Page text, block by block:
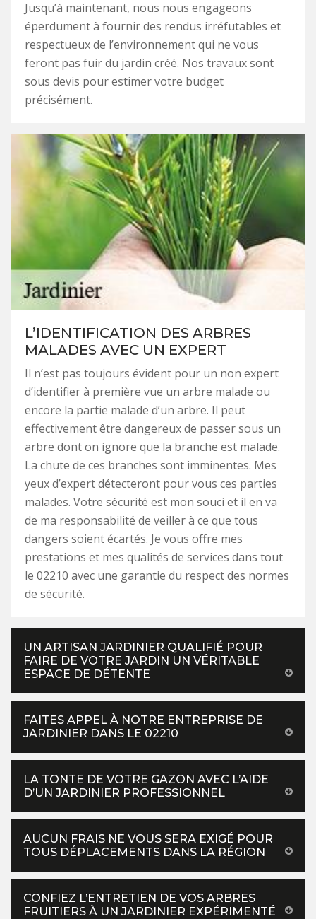
Jusqu’à maintenant, nous nous engageons
éperdument à fournir des rendus irréfutables et
respectueux de l’environnement qui ne vous
feront pas fuir du jardin créé. Nos travaux sont
sous devis pour estimer votre budget
précisément.
L’IDENTIFICATION DES ARBRES
MALADES AVEC UN EXPERT
Il n’est pas toujours évident pour un non expert
d’identifier à première vue un arbre malade ou
encore la partie malade d’un arbre. Il peut
effectivement être dangereux de passer sous un
arbre dont on ignore que la branche est malade.
La chute de ces branches sont imminentes. Mes
yeux d’expert détecteront pour vous ces parties
malades. Votre sécurité est mon souci et il en va
de ma responsabilité de veiller à ce que tous
dangers soient écartés. Je vous offre mes
prestations et mes qualités de services dans tout
le 02210 avec une garantie du respect des normes
de sécurité.
UN ARTISAN JARDINIER QUALIFIÉ POUR
FAIRE DE VOTRE JARDIN UN VÉRITABLE
ESPACE DE DÉTENTE
FAITES APPEL À NOTRE ENTREPRISE DE
JARDINIER DANS LE 02210
LA TONTE DE VOTRE GAZON AVEC L’AIDE
D’UN JARDINIER PROFESSIONNEL
AUCUN FRAIS NE VOUS SERA EXIGÉ POUR
TOUS DÉPLACEMENTS DANS LA RÉGION
CONFIEZ L’ENTRETIEN DE VOS ARBRES
FRUITIERS À UN JARDINIER EXPÉRIMENTÉ